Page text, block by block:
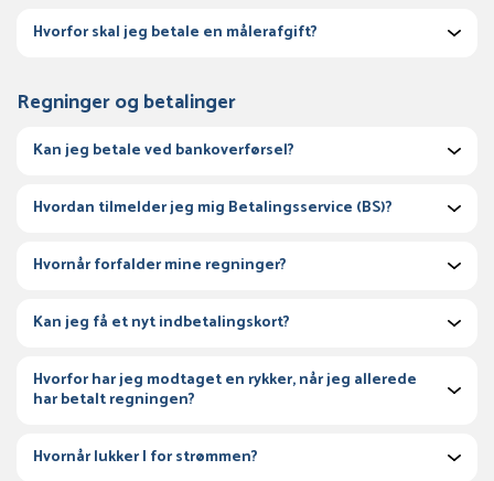
Hvorfor skal jeg betale en målerafgift?
Regninger og betalinger
Kan jeg betale ved bankoverførsel?
Hvordan tilmelder jeg mig Betalingsservice (BS)?
Hvornår forfalder mine regninger?
Kan jeg få et nyt indbetalingskort?
Hvorfor har jeg modtaget en rykker, når jeg allerede
har betalt regningen?
Hvornår lukker I for strømmen?